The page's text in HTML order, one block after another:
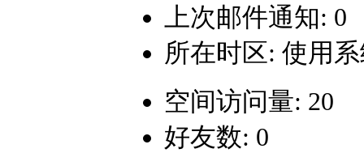
上次邮件通知: 0
所在时区: 使用
空间访问量: 20
好友数: 0